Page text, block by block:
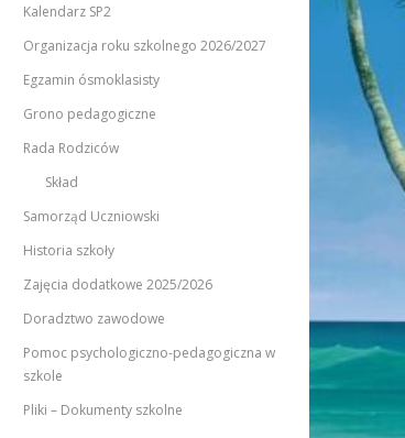
Kalendarz SP2
Organizacja roku szkolnego 2026/2027
Egzamin ósmoklasisty
Grono pedagogiczne
Rada Rodziców
Skład
Samorząd Uczniowski
Historia szkoły
Zajęcia dodatkowe 2025/2026
Doradztwo zawodowe
Pomoc psychologiczno-pedagogiczna w
szkole
Pliki – Dokumenty szkolne